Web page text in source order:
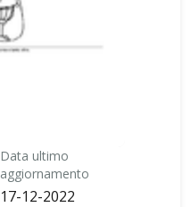
Data ultimo
aggiornamento
17-12-2022